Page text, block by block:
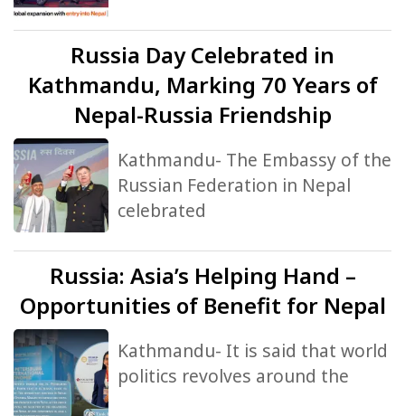
Russia Day Celebrated in
Kathmandu, Marking 70 Years of
Nepal-Russia Friendship
Kathmandu- The Embassy of the
Russian Federation in Nepal
celebrated
Russia: Asia’s Helping Hand –
Opportunities of Benefit for Nepal
Kathmandu- It is said that world
politics revolves around the